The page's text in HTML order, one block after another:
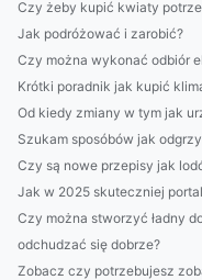
Czy żeby kupić kwiaty
Jak podróżować i zarobić?
Czy można wykonać odbiór
Krótki poradnik jak kupić
Od kiedy zmiany w tym jak
Szukam sposóbów jak
Czy są nowe przepisy jak
Jak w 2025 skuteczniej
Czy można stworzyć ładny
odchudzać się dobrze?
Zobacz czy potrzebujesz